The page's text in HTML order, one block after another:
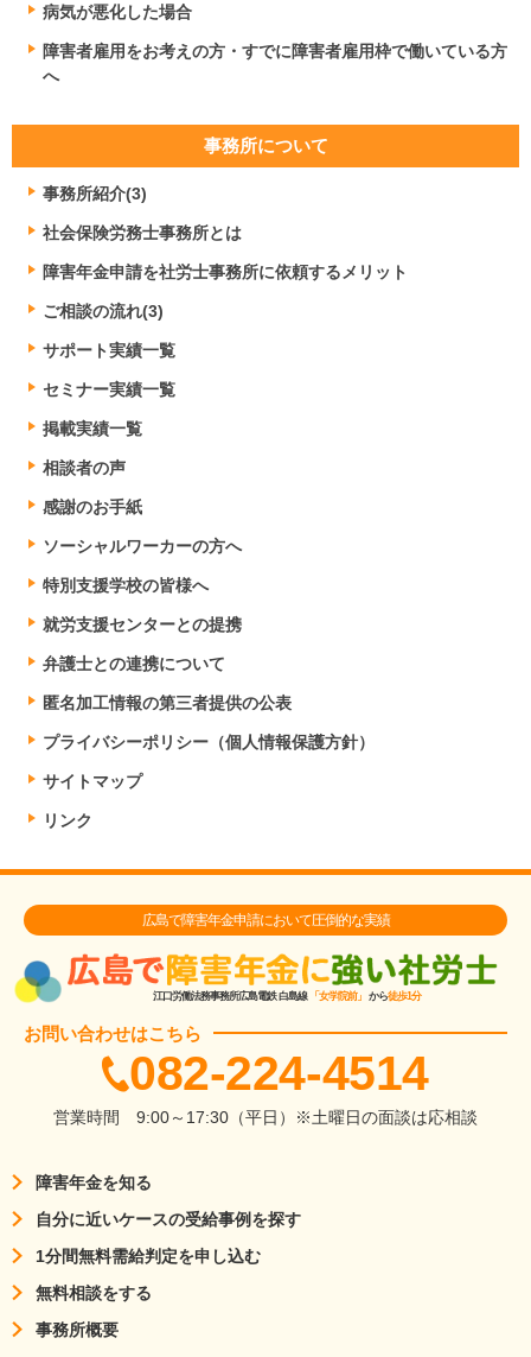
病気が悪化した場合
障害者雇用をお考えの方・すでに障害者雇用枠で働いている方
へ
事務所について
事務所紹介(3)
社会保険労務士事務所とは
障害年金申請を社労士事務所に依頼するメリット
ご相談の流れ(3)
サポート実績一覧
セミナー実績一覧
掲載実績一覧
相談者の声
感謝のお手紙
ソーシャルワーカーの方へ
特別支援学校の皆様へ
就労支援センターとの提携
弁護士との連携について
匿名加工情報の第三者提供の公表
プライバシーポリシー（個人情報保護方針）
サイトマップ
リンク
広島で障害年金申請において圧倒的な実績
江口労働法務事務所広島電鉄 白島線 「女学院前」 から徒歩1分
お問い合わせはこちら
082-224-4514
営業時間 9:00～17:30（平日） ※土曜日の面談は応相談
障害年金を知る
自分に近いケースの受給事例を探す
1分間無料需給判定を申し込む
無料相談をする
事務所概要